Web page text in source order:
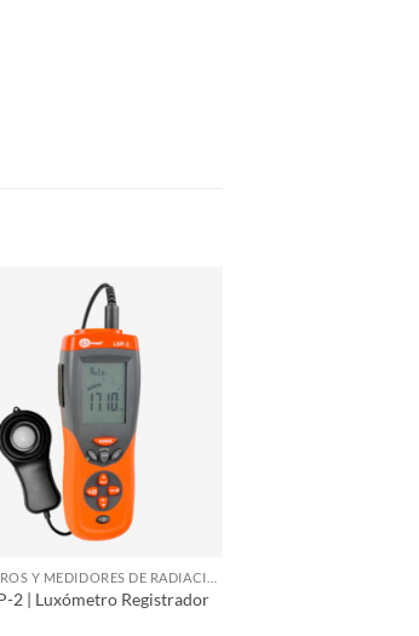
2 | Luxómetro Registrador